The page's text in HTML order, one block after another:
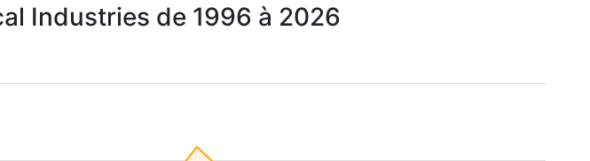
Industries de 1996 à 2026